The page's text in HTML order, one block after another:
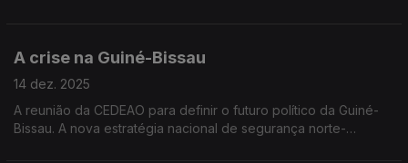
A crise na Guiné-Bissau
14 dez. 2025
A reunião da CEDEAO para definir o futuro político da Guiné-
Bissau. A nova estratégia nacional de segurança norte-